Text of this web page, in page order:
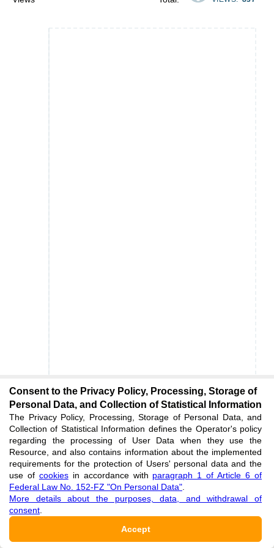
Consent to the Privacy Policy, Processing, Storage of
Personal Data, and Collection of Statistical Information
The Privacy Policy, Processing, Storage of Personal Data, and
Collection of Statistical Information defines the Operator's policy
regarding the processing of User Data when they use the
Resource, and also contains information about the implemented
requirements for the protection of Users' personal data and the
use of cookiesin accordance with paragraph 1 of Article 6 of
Federal Law No. 152-FZ "On Personal Data"
More details about the purposes, data, and withdrawal of
consent
Accept